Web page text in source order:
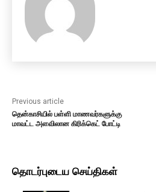
Previous article
தென்காசியில் பள்ளி மாணவர்களுக்கு
மாவட்ட அளவிலான கிரிக்கெட் போட்டி
தொடர்புடைய செய்திகள்